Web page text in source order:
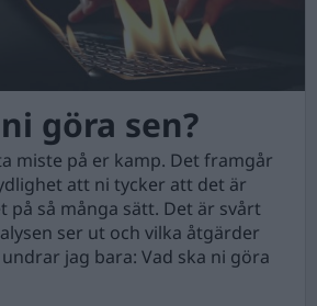
göra sen?
miste på er kamp. Det framgår
att ni tycker att det är
på så många sätt. Det är svårt
ser ut och vilka åtgärder
jag bara: Vad ska ni göra